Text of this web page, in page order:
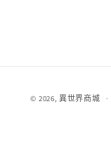
© 2026,異世界商城